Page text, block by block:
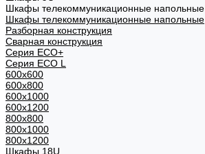
Шкафы телекоммуникационные напольные
Шкафы телекоммуникационные напольные
Разборная конструкция
Сварная конструкция
Серия ECO+
Серия ECO L
600x600
600x800
600х1000
600х1200
800x800
800х1000
800х1200
Шкафы 18U